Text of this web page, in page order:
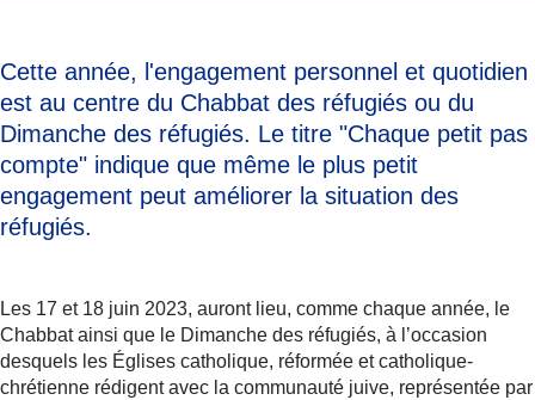
Cette année, l'engagement personnel et quotidien
est au centre du Chabbat des réfugiés ou du
Dimanche des réfugiés. Le titre "Chaque petit pas
compte" indique que même le plus petit
engagement peut améliorer la situation des
réfugiés.
Les 17 et 18 juin 2023, auront lieu, comme chaque année, le
Chabbat ainsi que le Dimanche des réfugiés, à l’occasion
desquels les Églises catholique, réformée et catholique-
chrétienne rédigent avec la communauté juive, représentée par